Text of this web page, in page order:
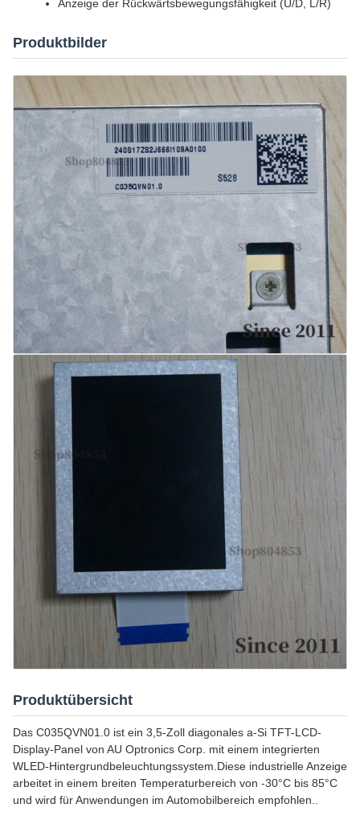
Anzeige der Rückwärtsbewegungsfähigkeit (U/D, L/R)
Produktbilder
Produktübersicht
Das C035QVN01.0 ist ein 3,5-Zoll diagonales a-Si TFT-LCD-
Display-Panel von AU Optronics Corp. mit einem integrierten
WLED-Hintergrundbeleuchtungssystem.Diese industrielle Anzeige
arbeitet in einem breiten Temperaturbereich von -30°C bis 85°C
und wird für Anwendungen im Automobilbereich empfohlen..